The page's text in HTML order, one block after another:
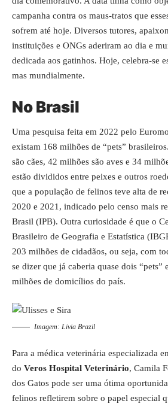
campanha contra os maus-tratos que
sofrem até hoje. Diversos tutores,
instituições e ONGs aderiram ao dia e
dedicada aos gatinhos. Hoje, celebra-se
mas mundialmente.
No Brasil
Uma pesquisa feita em 2022 pelo
existam 168 milhões de “pets”
são cães, 42 milhões são aves e 34
estão divididos entre peixes e outros
que a população de felinos teve alta de
2020 e 2021, indicado pelo censo mais
Brasil (IPB). Outra curiosidade é que o
Brasileiro de Geografia e Estatística
203 milhões de cidadãos, ou seja, com
se dizer que já caberia quase dois “pets”
milhões de domicílios do país.
Imagem: Livia Brazil
Para a médica veterinária especializada
do Veros Hospital Veterinário, Camila
dos Gatos pode ser uma ótima
felinos refletirem sobre o papel especial